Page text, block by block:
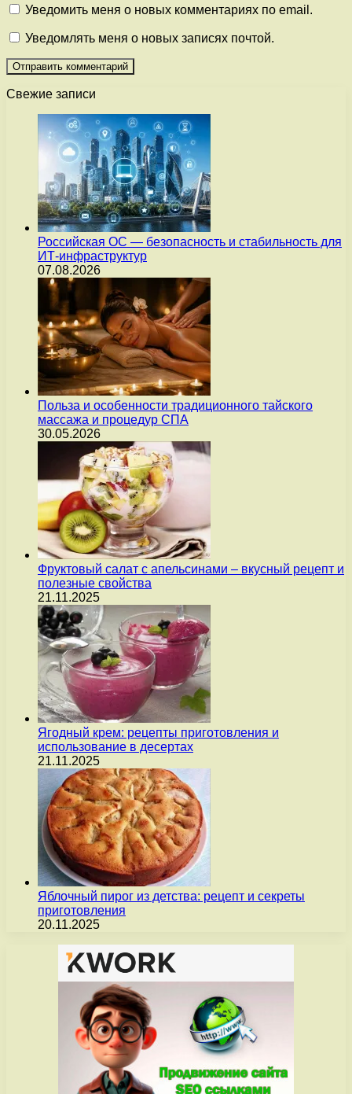
Уведомить меня о новых комментариях по email.
Уведомлять меня о новых записях почтой.
Свежие записи
Российская ОС — безопасность и стабильность для
ИТ-инфраструктур
07.08.2026
Польза и особенности традиционного тайского
массажа и процедур СПА
30.05.2026
Фруктовый салат с апельсинами – вкусный рецепт и
полезные свойства
21.11.2025
Ягодный крем: рецепты приготовления и
использование в десертах
21.11.2025
Яблочный пирог из детства: рецепт и секреты
приготовления
20.11.2025